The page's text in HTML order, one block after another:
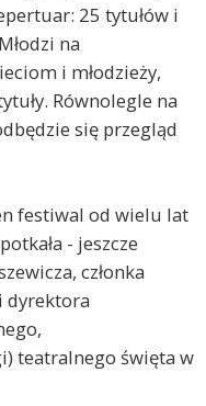
25 tytułów i
na
i młodzieży,
Równolegle na
się przegląd
festiwal od wielu lat
- jeszcze
członka
dyrektora
teatralnego święta w